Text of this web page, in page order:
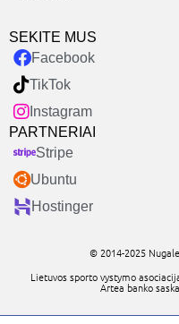
SEKITE MUS
Facebook
TikTok
Instagram
PARTNERIAI
Stripe
Ubuntu
Hostinger
© 2014-2025
Lietuvos sporto vystymo
Artea banko